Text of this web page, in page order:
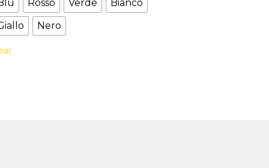
più
Rosso Verde
Bianco
Nero